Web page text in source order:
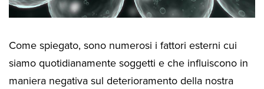
Come spiegato, sono numerosi i fattori esterni cui
siamo quotidianamente soggetti e che influiscono in
maniera negativa sul deterioramento della nostra